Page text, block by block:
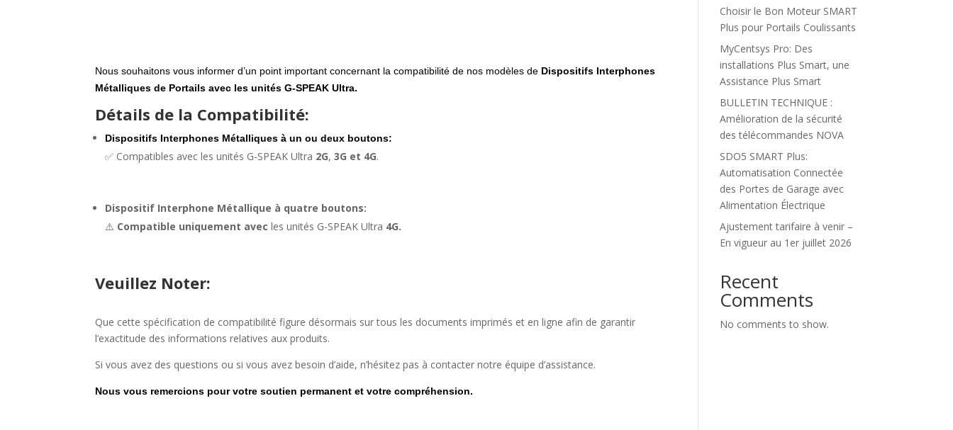
Nous souhaitons vous informer d’un point important concernant la compatibilité de nos modèles de Dispositifs Interphones
Métalliques de Portails avec les unités G-SPEAK Ultra.
Détails de la Compatibilité:
Dispositifs Interphones Métalliques à un ou deux boutons:
✅ Compatibles avec les unités G-SPEAK Ultra 2G,3G et 4G.
Dispositif Interphone Métallique à quatre boutons:
⚠️ Compatible uniquement avecles unités G-SPEAK Ultra 4G.
Veuillez Noter:
Que cette spécification de compatibilité figure désormais sur tous les documents imprimés et en ligne afin de garantir
l’exactitude des informations relatives aux produits.
Si vous avez des questions ou si vous avez besoin d’aide, n’hésitez pas à contacter notre équipe d’assistance.
Nous vous remercions pour votre soutien permanent et votre compréhension.
Choisir le Bon Moteur SMART
Plus pour Portails Coulissants
MyCentsys Pro: Des
installations Plus Smart, une
Assistance Plus Smart
BULLETIN TECHNIQUE :
Amélioration de la sécurité
des télécommandes NOVA
SDO5 SMART Plus:
Automatisation Connectée
des Portes de Garage avec
Alimentation Électrique
Ajustement tarifaire à venir –
En vigueur au 1er juillet 2026
Recent
Comments
No comments to show.